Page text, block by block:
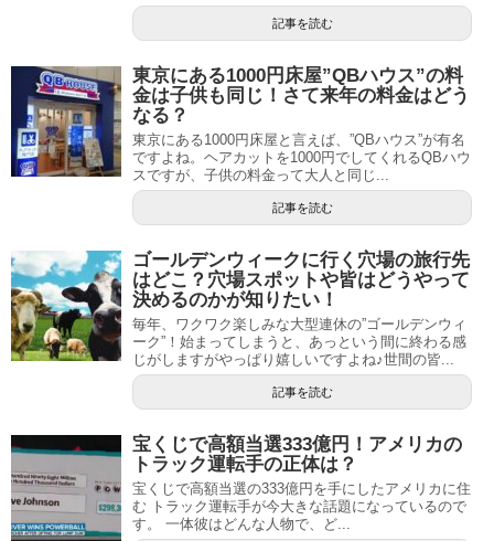
記事を読む
東京にある1000円床屋”QBハウス”の料
金は子供も同じ！さて来年の料金はどう
なる？
東京にある1000円床屋と言えば、”QBハウス”が有名
ですよね。ヘアカットを1000円でしてくれるQBハウ
スですが、子供の料金って大人と同じ...
記事を読む
ゴールデンウィークに行く穴場の旅行先
はどこ？穴場スポットや皆はどうやって
決めるのかが知りたい！
毎年、ワクワク楽しみな大型連休の”ゴールデンウィ
ーク”！始まってしまうと、あっという間に終わる感
じがしますがやっぱり嬉しいですよね♪世間の皆...
記事を読む
宝くじで高額当選333億円！アメリカの
トラック運転手の正体は？
宝くじで高額当選の333億円を手にしたアメリカに住
む トラック運転手が今大きな話題になっているので
す。 一体彼はどんな人物で、ど...